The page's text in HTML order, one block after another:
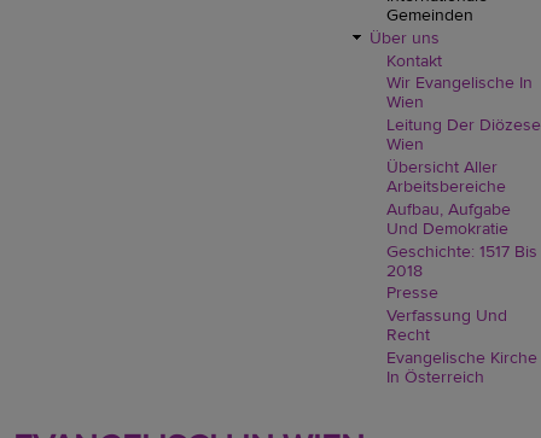
Gemeinden
Über uns
Kontakt
Wir Evangelische In
Wien
Leitung Der Diözese
Wien
Übersicht Aller
Arbeitsbereiche
Aufbau, Aufgabe
Und Demokratie
Geschichte: 1517 Bis
2018
Presse
Verfassung Und
Recht
Evangelische Kirche
In Österreich